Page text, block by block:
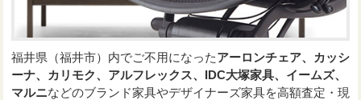
福井県（福井市）内でご不用になったアーロンチェア、カッシ
ーナ、カリモク、アルフレックス、IDC大塚家具、イームズ、
マルニなどのブランド家具やデザイナーズ家具を高額査定・現